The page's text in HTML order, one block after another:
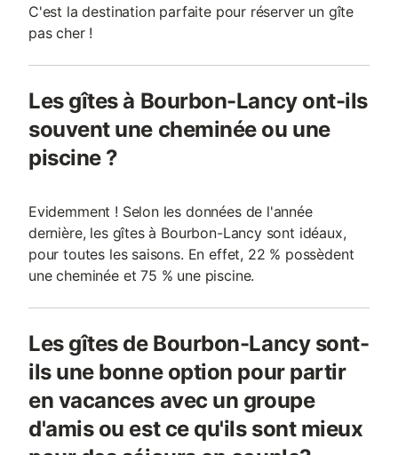
C'est la destination parfaite pour réserver un gîte
pas cher !
Les gîtes à Bourbon-Lancy ont-ils
souvent une cheminée ou une
piscine ?
Evidemment ! Selon les données de l'année
dernière, les gîtes à Bourbon-Lancy sont idéaux,
pour toutes les saisons. En effet, 22 % possèdent
une cheminée et 75 % une piscine.
Les gîtes de Bourbon-Lancy sont-
ils une bonne option pour partir
en vacances avec un groupe
d'amis ou est ce qu'ils sont mieux